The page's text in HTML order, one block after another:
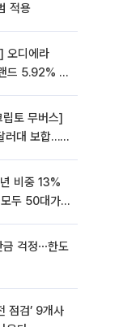
적용
오디에라
드 5.92% 하
토 무버스]
러대 보합…
비중 13%
두 50대가
금 걱정⋯한도
점검’ 9개사